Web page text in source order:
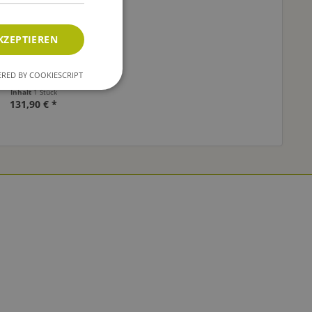
Vermehrung
Inhalt1 Stück
131,90 € *
BY COOKIESCRIPT